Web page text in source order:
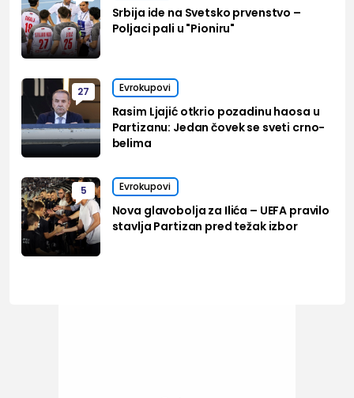
Srbija ide na Svetsko prvenstvo –
Poljaci pali u "Pioniru"
27 Evrokupovi
Rasim Ljajić otkrio pozadinu haosa u
Partizanu: Jedan čovek se sveti crno-
belima
5 Evrokupovi
Nova glavobolja za Ilića – UEFA pravilo
stavlja Partizan pred težak izbor